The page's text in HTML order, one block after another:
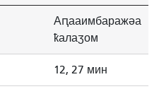
Аԥааимбаражәа
ҟалаӡом
12, 27 мин